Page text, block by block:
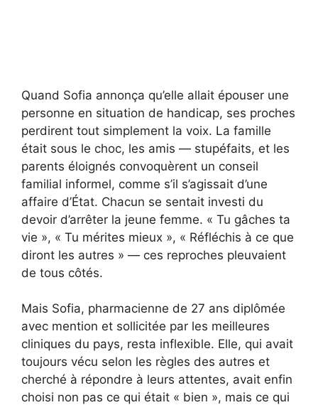
Quand Sofia annonça qu’elle allait épouser une
personne en situation de handicap, ses proches
perdirent tout simplement la voix. La famille
était sous le choc, les amis — stupéfaits, et les
parents éloignés convoquèrent un conseil
familial informel, comme s’il s’agissait d’une
affaire d’État. Chacun se sentait investi du
devoir d’arrêter la jeune femme. « Tu gâches ta
vie », « Tu mérites mieux », « Réfléchis à ce que
diront les autres » — ces reproches pleuvaient
de tous côtés.
Mais Sofia, pharmacienne de 27 ans diplômée
avec mention et sollicitée par les meilleures
cliniques du pays, resta inflexible. Elle, qui avait
toujours vécu selon les règles des autres et
cherché à répondre à leurs attentes, avait enfin
choisi non pas ce qui était « bien », mais ce qui